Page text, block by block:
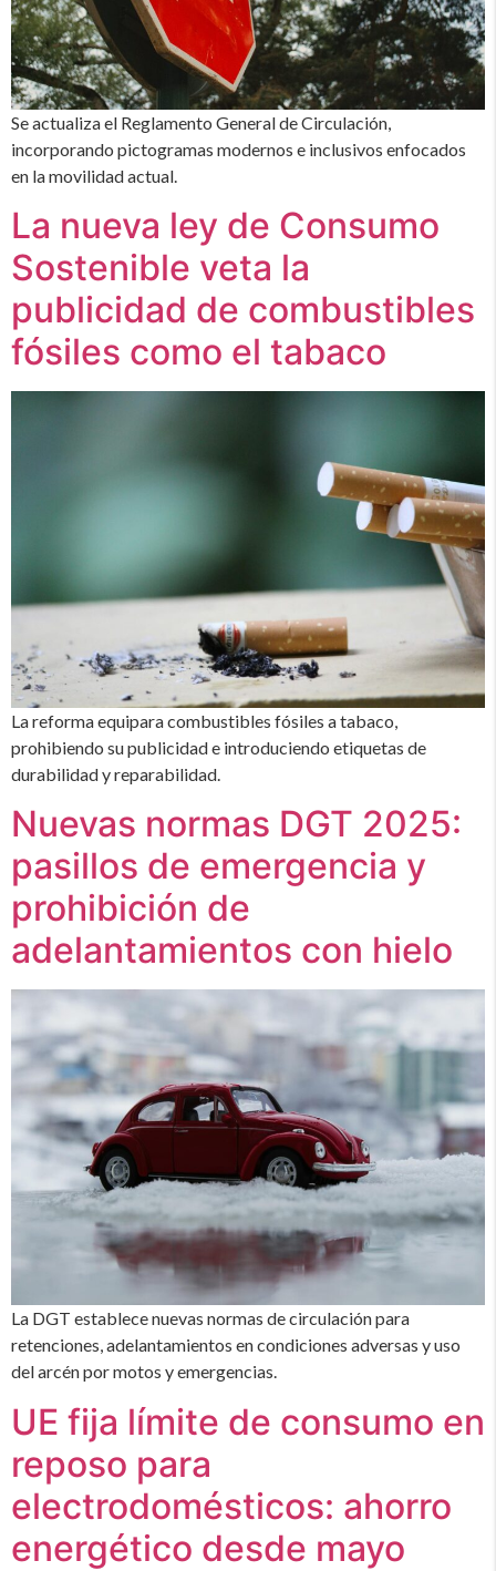
Se actualiza el Reglamento General de Circulación,
incorporando pictogramas modernos e inclusivos enfocados
en la movilidad actual.
La nueva ley de Consumo
Sostenible veta la
publicidad de combustibles
fósiles como el tabaco
La reforma equipara combustibles fósiles a tabaco,
prohibiendo su publicidad e introduciendo etiquetas de
durabilidad y reparabilidad.
Nuevas normas DGT 2025:
pasillos de emergencia y
prohibición de
adelantamientos con hielo
La DGT establece nuevas normas de circulación para
retenciones, adelantamientos en condiciones adversas y uso
del arcén por motos y emergencias.
UE fija límite de consumo en
reposo para
electrodomésticos: ahorro
energético desde mayo